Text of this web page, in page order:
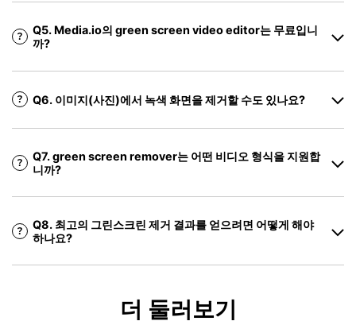
Q5. Media.io의 green screen video editor는 무료입니
까?
Q6. 이미지(사진)에서 녹색 화면을 제거할 수도 있나요?
Q7. green screen remover는 어떤 비디오 형식을 지원합
니까?
Q8. 최고의 그린스크린 제거 결과를 얻으려면 어떻게 해야
하나요?
더 둘러보기